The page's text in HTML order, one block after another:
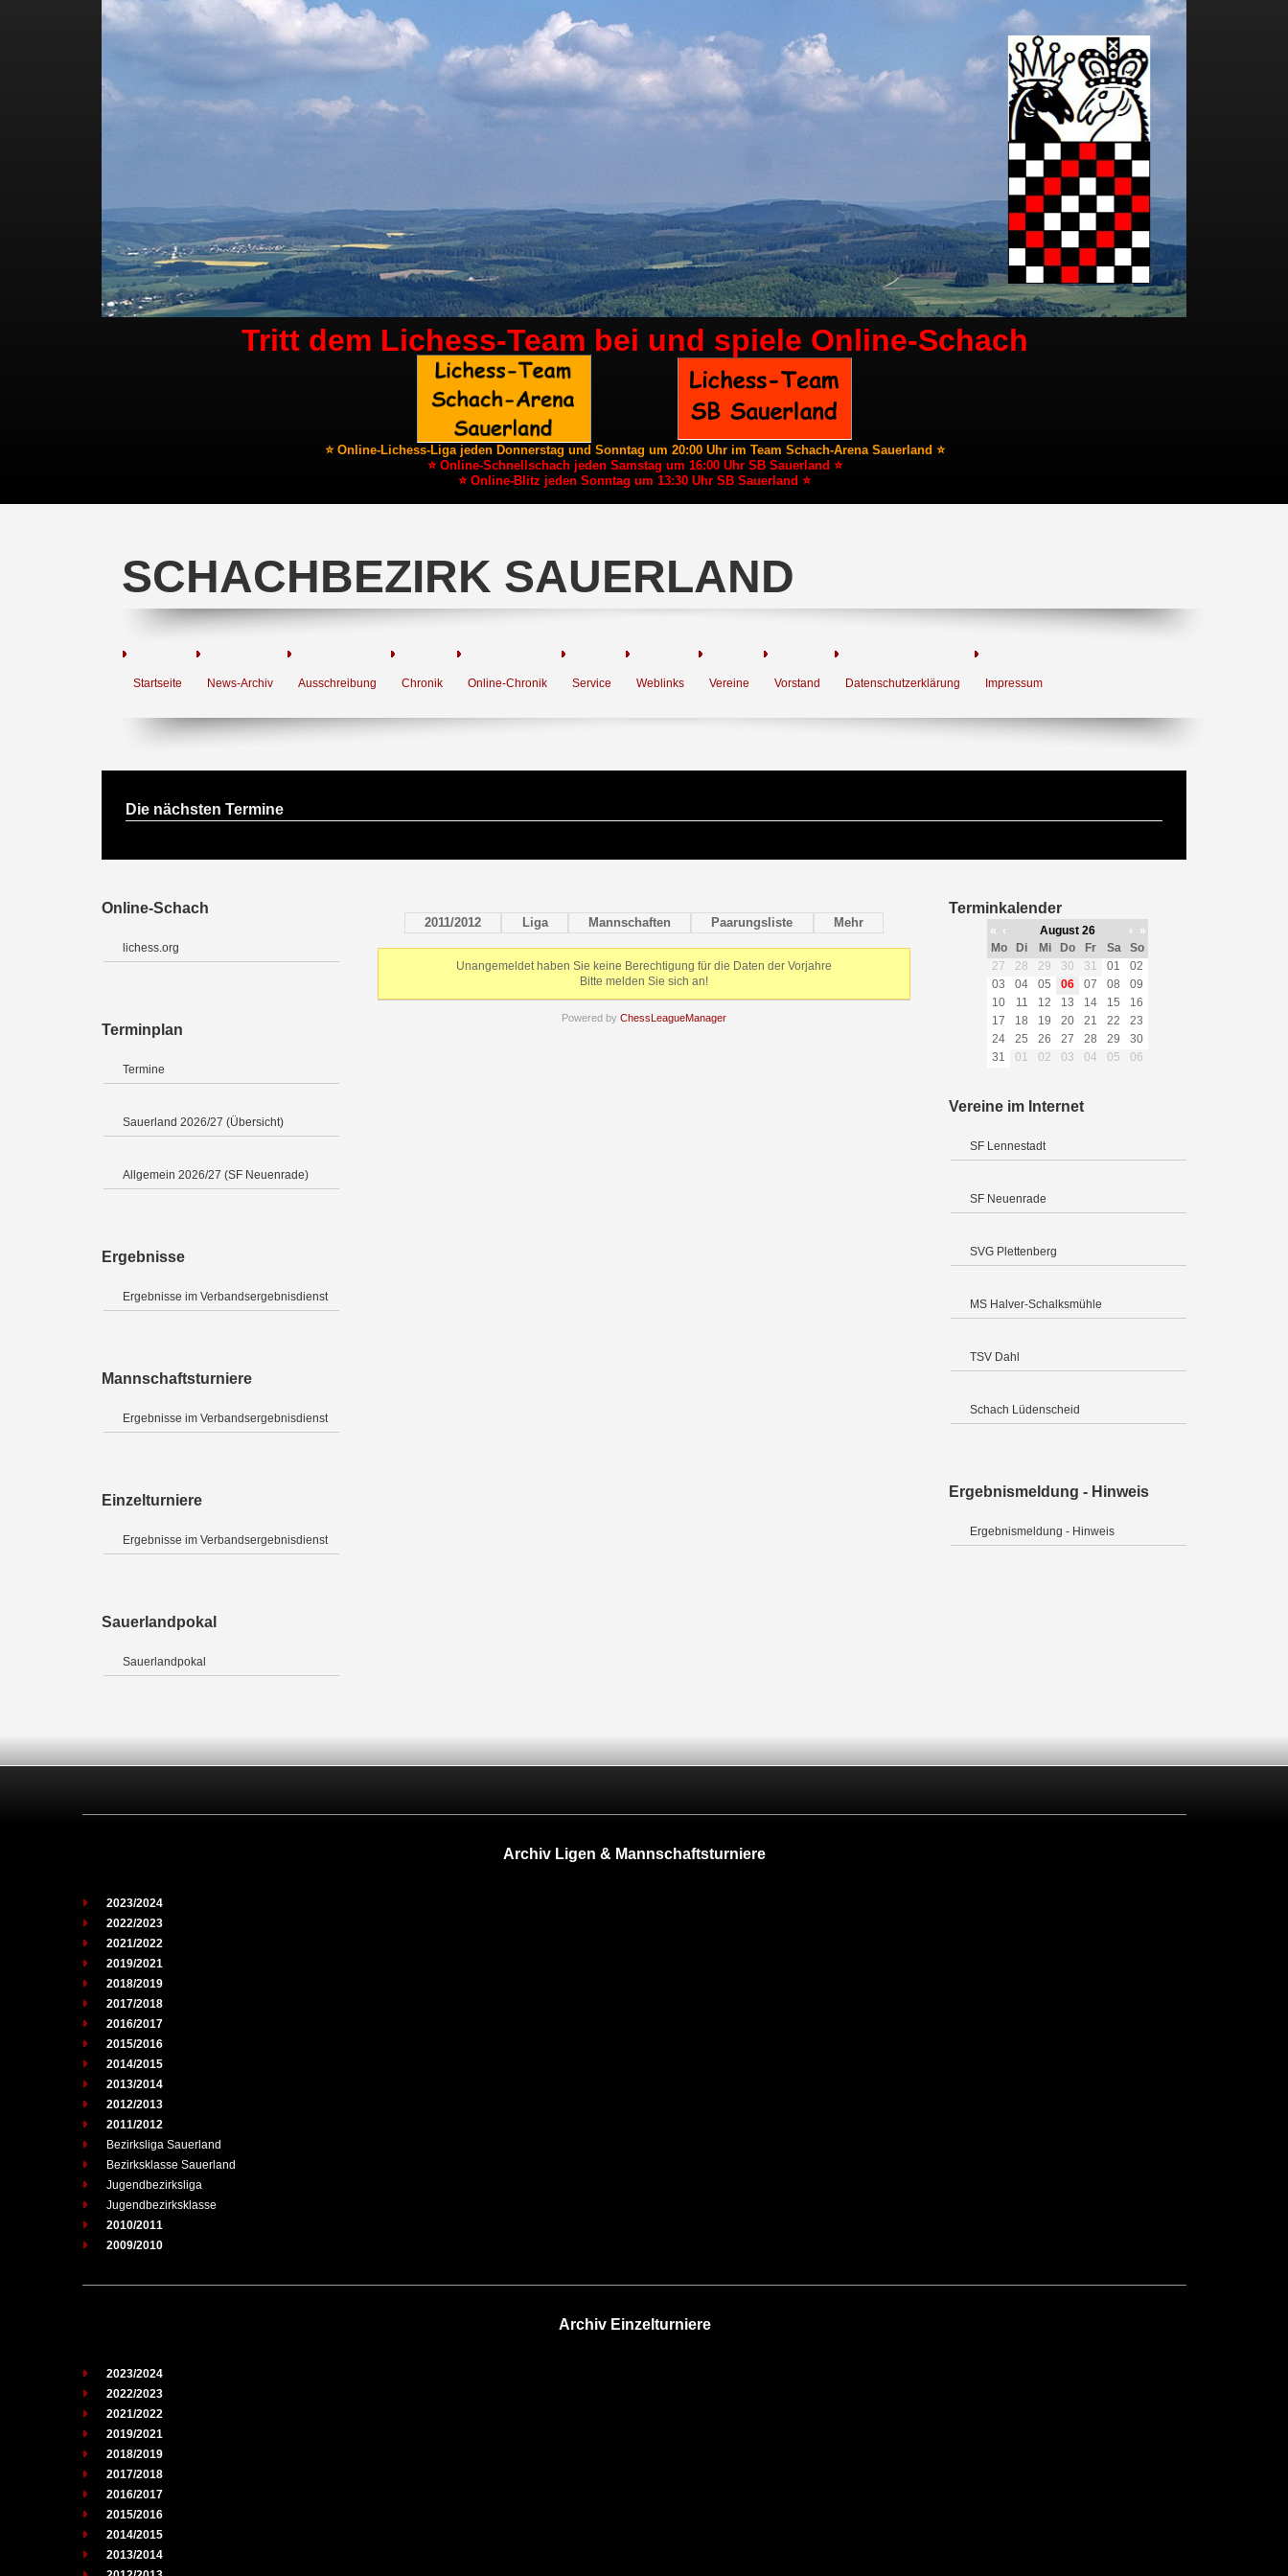
Tritt dem Lichess-Team bei und spiele Online-Schach
⭐ Online-Lichess-Liga jeden Donnerstag und Sonntag um 20:00 Uhr im Team Schach-Arena Sauerland ⭐
⭐ Online-Schnellschach jeden Samstag um 16:00 Uhr SB Sauerland ⭐
⭐ Online-Blitz jeden Sonntag um 13:30 Uhr SB Sauerland ⭐
SCHACHBEZIRK SAUERLAND
Startseite News-Archiv Ausschreibung Chronik Online-Chronik Service Weblinks Vereine Vorstand Datenschutzerklärung Impressum
Die nächsten Termine
Online-Schach
lichess.org
Terminplan
Termine
Sauerland 2026/27 (Übersicht)
Allgemein 2026/27 (SF Neuenrade)
Ergebnisse
Ergebnisse im Verbandsergebnisdienst
Mannschaftsturniere
Ergebnisse im Verbandsergebnisdienst
Einzelturniere
Ergebnisse im Verbandsergebnisdienst
Sauerlandpokal
Sauerlandpokal
2011/2012 Liga Mannschaften Paarungsliste Mehr
Unangemeldet haben Sie keine Berechtigung für die Daten der Vorjahre
Bitte melden Sie sich an!
Powered by ChessLeagueManager
Terminkalender
« ‹ August 26 ›
»
Mo
Di Mi Do Fr Sa
So
27
28 29 30 31 01
02
03
04 05 06 07 08
09
10
11 12 13 14 15
16
17
18 19 20 21 22
23
24
25 26 27 28 29
30
31
01 02 03 04 05 06
Vereine im Internet
SF Lennestadt
SF Neuenrade
SVG Plettenberg
MS Halver-Schalksmühle
TSV Dahl
Schach Lüdenscheid
Ergebnismeldung - Hinweis
Ergebnismeldung - Hinweis
Archiv Ligen & Mannschaftsturniere
2023/2024
2022/2023
2021/2022
2019/2021
2018/2019
2017/2018
2016/2017
2015/2016
2014/2015
2013/2014
2012/2013
2011/2012
Bezirksliga Sauerland
Bezirksklasse Sauerland
Jugendbezirksliga
Jugendbezirksklasse
2010/2011
2009/2010
Archiv Einzelturniere
2023/2024
2022/2023
2021/2022
2019/2021
2018/2019
2017/2018
2016/2017
2015/2016
2014/2015
2013/2014